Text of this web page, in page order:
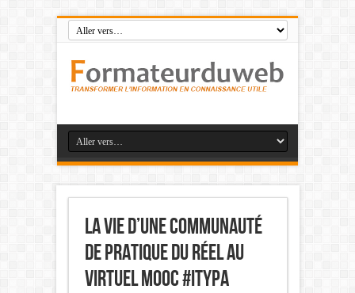
La vie d’une communauté
de pratique du réel au
virtuel mooc #Itypa